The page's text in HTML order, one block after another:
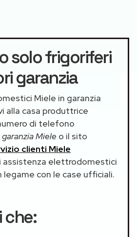
solo frigoriferi
garanzia
Miele in garanzia
alla casa produttrice
di telefono
garanzia Miele o il sito
clienti Miele
assistenza elettrodomestici
legame con le case ufficiali.
che: